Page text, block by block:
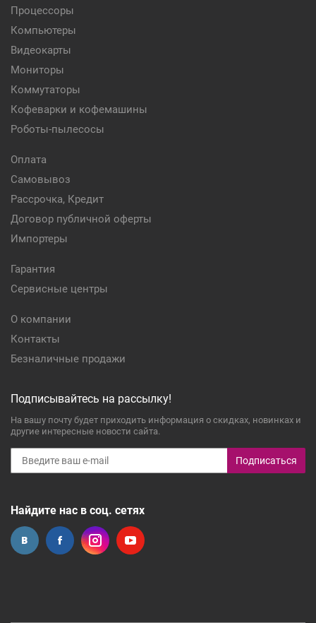
Процессоры
Компьютеры
Видеокарты
Мониторы
Коммутаторы
Кофеварки и кофемашины
Роботы-пылесосы
Оплата
Самовывоз
Рассрочка, Кредит
Договор публичной оферты
Импортеры
Гарантия
Сервисные центры
О компании
Контакты
Безналичные продажи
Подписывайтесь на рассылку!
На вашу почту будет приходить информация о скидках, новинках и
другие интересные новости сайта.
Подписаться
Найдите нас в соц. сетях